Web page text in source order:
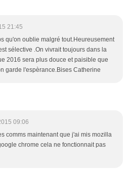
21:45
qu'on oublie malgré tout.Heureusement
sélective .On vivrait toujours dans la
2016 sera plus douce et paisible que
garde l'espèrance.Bises Catherine
09:06
comms maintenant que j'ai mis mozilla
chrome cela ne fonctionnait pas